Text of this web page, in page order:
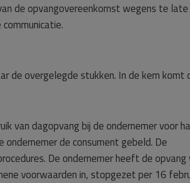
de opvangovereenkomst wegens te late
de overgelegde stukken. In de kern komt
van dagopvang bij de ondernemer voor
de consument gebeld. De
De ondernemer heeft de opvang
voorwaarden in, stopgezet per 16